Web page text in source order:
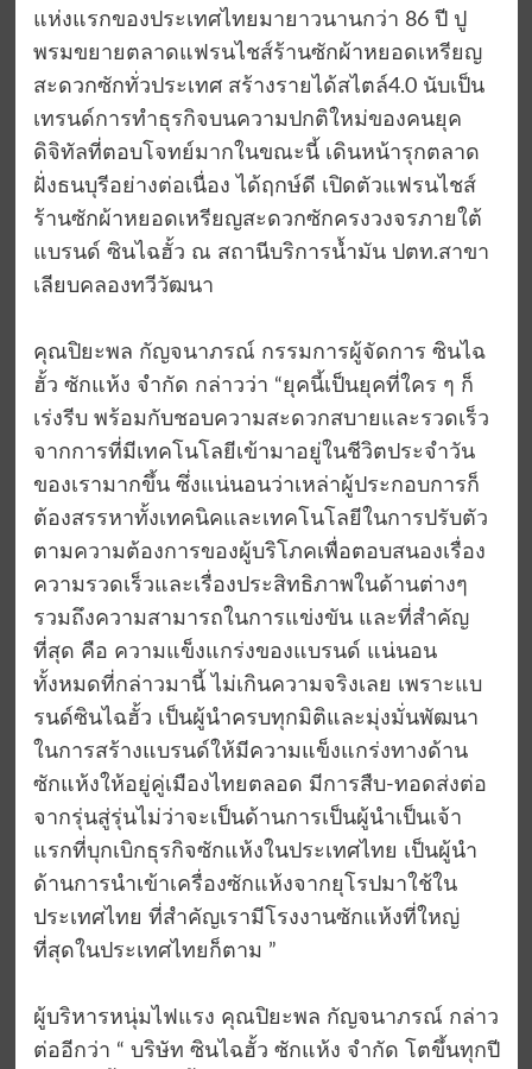
แห่งแรกของประเทศไทยมายาวนานกว่า 86 ปี ปู
พรมขยายตลาดแฟรนไชส์ร้านซักผ้าหยอดเหรียญ
สะดวกซักทั่วประเทศ สร้างรายได้สไตล์4.0 นับเป็น
เทรนด์การทำธุรกิจบนความปกติใหม่ของคนยุค
ดิจิทัลที่ตอบโจทย์มากในขณะนี้ เดินหน้ารุกตลาด
ฝั่งธนบุรีอย่างต่อเนื่อง ได้ฤกษ์ดี เปิดตัวแฟรนไชส์
ร้านซักผ้าหยอดเหรียญสะดวกซักครงวงจรภายใต้
แบรนด์ ซินไฉฮั้ว ณ สถานีบริการน้ำมัน ปตท.สาขา
เลียบคลองทวีวัฒนา
คุณปิยะพล กัญจนาภรณ์ กรรมการผู้จัดการ ซินไฉ
ฮั้ว ซักแห้ง จำกัด กล่าวว่า “ยุคนี้เป็นยุคที่ใคร ๆ ก็
เร่งรีบ พร้อมกับชอบความสะดวกสบายและรวดเร็ว
จากการที่มีเทคโนโลยีเข้ามาอยู่ในชีวิตประจำวัน
ของเรามากขึ้น ซึ่งแน่นอนว่าเหล่าผู้ประกอบการก็
ต้องสรรหาทั้งเทคนิคและเทคโนโลยีในการปรับตัว
ตามความต้องการของผู้บริโภคเพื่อตอบสนองเรื่อง
ความรวดเร็วและเรื่องประสิทธิภาพในด้านต่างๆ
รวมถึงความสามารถในการแข่งขัน และที่สำคัญ
ที่สุด คือ ความแข็งแกร่งของแบรนด์ แน่นอน
ทั้งหมดที่กล่าวมานี้ ไม่เกินความจริงเลย เพราะแบ
รนด์ซินไฉฮั้ว เป็นผู้นำครบทุกมิติและมุ่งมั่นพัฒนา
ในการสร้างแบรนด์ให้มีความแข็งแกร่งทางด้าน
ซักแห้งให้อยู่คู่เมืองไทยตลอด มีการสืบ-ทอดส่งต่อ
จากรุ่นสู่รุ่นไม่ว่าจะเป็นด้านการเป็นผู้นำเป็นเจ้า
แรกที่บุกเบิกธุรกิจซักแห้งในประเทศไทย เป็นผู้นำ
ด้านการนำเข้าเครื่องซักแห้งจากยุโรปมาใช้ใน
ประเทศไทย ที่สำคัญเรามีโรงงานซักแห้งที่ใหญ่
ที่สุดในประเทศไทยก็ตาม ”
ผู้บริหารหนุ่มไฟแรง คุณปิยะพล กัญจนาภรณ์ กล่าว
ต่ออีกว่า “ บริษัท ซินไฉฮั้ว ซักแห้ง จำกัด โตขึ้นทุกปี